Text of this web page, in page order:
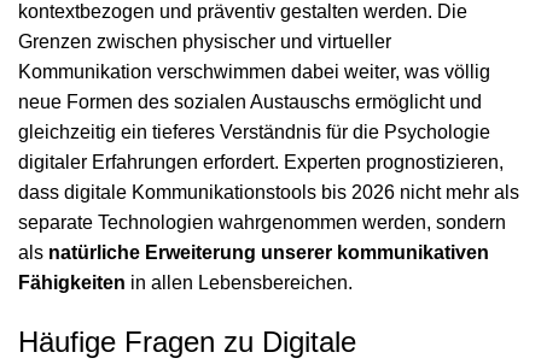
kontextbezogen und präventiv gestalten werden. Die
Grenzen zwischen physischer und virtueller
Kommunikation verschwimmen dabei weiter, was völlig
neue Formen des sozialen Austauschs ermöglicht und
gleichzeitig ein tieferes Verständnis für die Psychologie
digitaler Erfahrungen erfordert. Experten prognostizieren,
dass digitale Kommunikationstools bis 2026 nicht mehr als
separate Technologien wahrgenommen werden, sondern
als natürliche Erweiterung unserer kommunikativen
Fähigkeiten in allen Lebensbereichen.
Häufige Fragen zu Digitale